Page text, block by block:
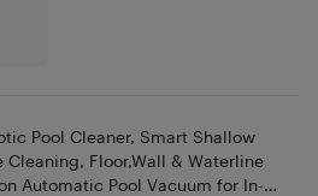
Pool Cleaner, Smart Shallow
Cleaning, Floor,Wall & Waterline
Automatic Pool Vacuum for In-